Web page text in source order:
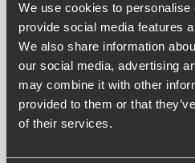
We use cookies to personalise
provide social media features
We also share information
our social media, advertising
may combine it with other
provided to them or that
of their services.
Transport
Der Transport ist
Trolleys, der
Lautsprecher
Transports ist das
Transporttasche